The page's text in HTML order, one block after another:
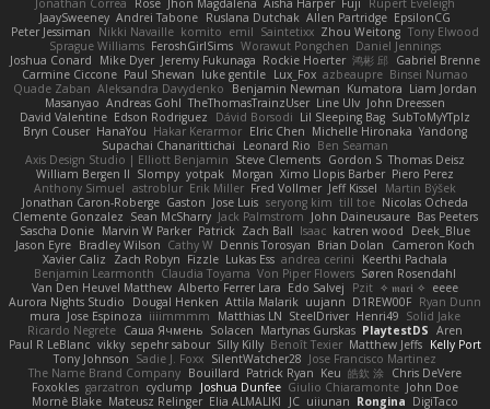
Jonathan Correa
Rose Jhon Magdalena Aisha Harper Fuji
Rupert Eveleigh
JaaySweeney Andrei Tabone Ruslana Dutchak Allen Partridge EpsilonCG
Peter Jessiman
Nikki Navaille komito emil Saintetixx Zhou Weitong Tony Elwood
Sprague Williams FeroshGirlSims Worawut Pongchen Daniel Jennings
Joshua Conard
Mike Dyer Jeremy Fukunaga Rockie Hoerter 鸿彬 邱 Gabriel Brenne
Carmine Ciccone Paul Shewan luke gentile Lux_Fox azbeaupre Binsei Numao
Quade Zaban Aleksandra Davydenko Benjamin Newman Kumatora Liam Jordan
Masanyao Andreas Gohl TheThomasTrainzUser Line Ulv John Dreessen
David Valentine Edson Rodriguez Dávid Borsodi Lil Sleeping Bag SubToMyYTplz
Bryn Couser HanaYou Hakar Kerarmor Elric Chen Michelle Hironaka Yandong
Supachai Chanarittichai
Leonard Rio Ben Seaman
Axis Design Studio | Elliott Benjamin Steve Clements Gordon S Thomas Deisz
William Bergen II Slompy yotpak Morgan Ximo Llopis Barber Piero Perez
Anthony Simuel astroblur Erik Miller Fred Vollmer Jeff Kissel
Martin Býšek
Jonathan Caron-Roberge Gaston Jose Luis seryong kim till toe Nicolas Ocheda
Clemente Gonzalez Sean McSharry Jack Palmstrom John Daineusaure Bas Peeters
Sascha Donie Marvin W Parker Patrick Zach Ball Isaac katren wood
Deek_Blue
Jason Eyre Bradley Wilson Cathy W Dennis Torosyan Brian Dolan
Cameron Koch
Xavier Caliz
Zach Robyn Fizzle Lukas Ess andrea cerini
Keerthi Pachala
Benjamin Learmonth Claudia Toyama Von Piper Flowers Søren Rosendahl
Van Den Heuvel Matthew Alberto Ferrer Lara Edo Salvej Pzit ✧ 𝔪𝔞𝔯𝔦 ✧ eeee
Aurora Nights Studio
Dougal Henken Attila Malarik uujann D1REW00F Ryan Dunn
mura Jose Espinoza iiiimmmm Matthias LN SteelDriver Henri49 Solid Jake
Ricardo Negrete Саша Ячмень Solacen Martynas Gurskas PlaytestDS Aren
Paul R LeBlanc vikky sepehr sabour Silly Killy Benoît Texier Matthew Jeffs Kelly Port
Tony Johnson Sadie J. Foxx SilentWatcher28 Jose Francisco Martinez
The Name Brand Company Bouillard Patrick Ryan Keu 皓欽 涂 Chris DeVere
Foxokles garzatron cyclump Joshua Dunfee Giulio Chiaramonte John Doe
Mornè Blake Mateusz Relinger Elia ALMALIKI JC uiiunan Rongina DigiTaco